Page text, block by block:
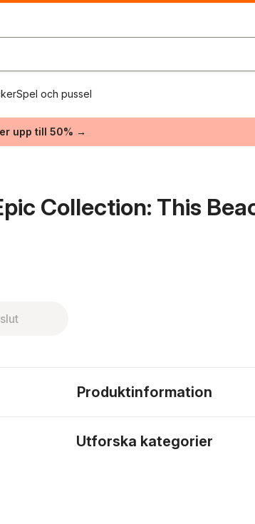
Spel och pussel
upp till 50% →
Collection: This
Produktinformation
Utforska kategorier